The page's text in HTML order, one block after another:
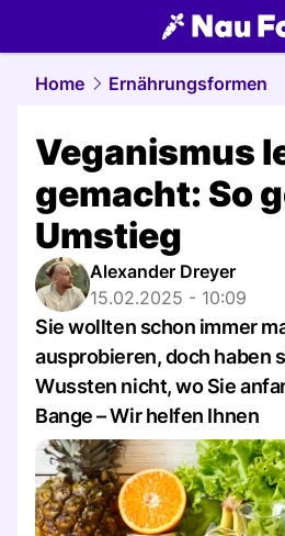
food.NAU.ch
Home Ernährungsformen
Veganismus
gemacht: So
Umstieg
Alexander Dreyer
15.02.2025 - 10:09
Sie wollten schon immer
ausprobieren, doch haben
Wussten nicht, wo Sie
Bange – Wir helfen Ihnen